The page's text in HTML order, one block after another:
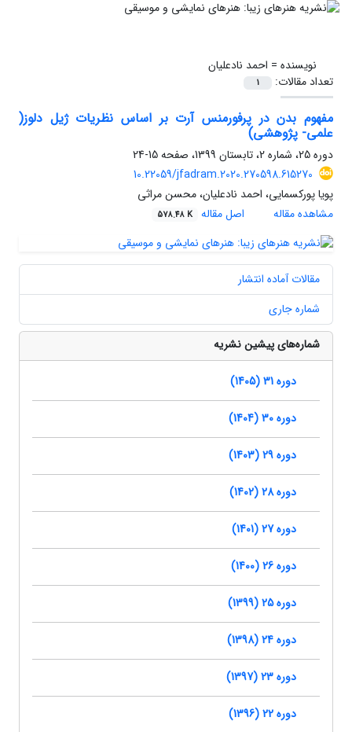
نویسنده = احمد نادعلیان
تعداد مقالات:
1
مفهوم بدن در پرفورمنس آرت بر اساس نظریات ژیل دلوز(
علمی- پژوهشی)
دوره 25، شماره 2، تابستان 1399، صفحه
15-24
10.22059/jfadram.2020.270598.615270
پویا پورکسمایی، احمد نادعلیان، محسن مراثی
مشاهده مقاله
اصل مقاله 578.48 K
مقالات آماده انتشار
شماره جاری
شماره‌های پیشین نشریه
دوره 31 (1405)
دوره 30 (1404)
دوره 29 (1403)
دوره 28 (1402)
دوره 27 (1401)
دوره 26 (1400)
دوره 25 (1399)
دوره 24 (1398)
دوره 23 (1397)
دوره 22 (1396)